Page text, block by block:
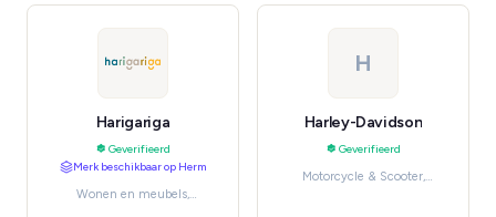
Harigariga
Geverifieerd
Merk beschikbaar op Herm
Wonen en meubels,
H
Harley-Davidson
Geverifieerd
Motorcycle & Scooter,